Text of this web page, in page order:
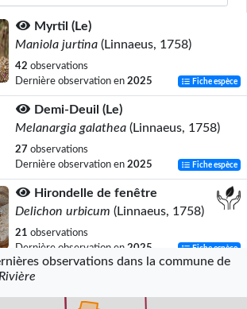
Myrtil (Le)
Maniola jurtina (Linnaeus, 1758)
42 observations
Dernière observation en 2025 Fiche espèce
Demi-Deuil (Le)
Melanargia galathea (Linnaeus, 1758)
27 observations
Dernière observation en 2025 Fiche espèce
Hirondelle de fenêtre
Delichon urbicum (Linnaeus, 1758)
21 observations
Dernière observation en 2025 Fiche espèce
Chouette hulotte
Strix alucoLinnaeus, 1758
observations dans la commune de